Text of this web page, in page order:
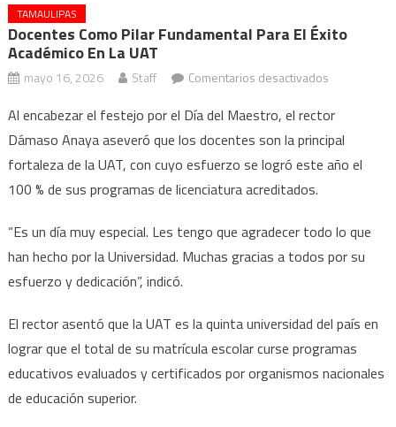
TAMAULIPAS
Docentes Como Pilar Fundamental Para El Éxito
Académico En La UAT
mayo 16, 2026 Staff Comentarios desactivadosen
como
pilar
fundamental
éxito
académico
UAT
Al encabezar el festejo por el Día del Maestro, el rector
Dámaso Anaya aseveró que los docentes son la principal
fortaleza de la UAT, con cuyo esfuerzo se logró este año el
100 % de sus programas de licenciatura acreditados.
“Es un día muy especial. Les tengo que agradecer todo lo que
han hecho por la Universidad. Muchas gracias a todos por su
esfuerzo y dedicación”, indicó.
El rector asentó que la UAT es la quinta universidad del país en
lograr que el total de su matrícula escolar curse programas
educativos evaluados y certificados por organismos nacionales
de educación superior.